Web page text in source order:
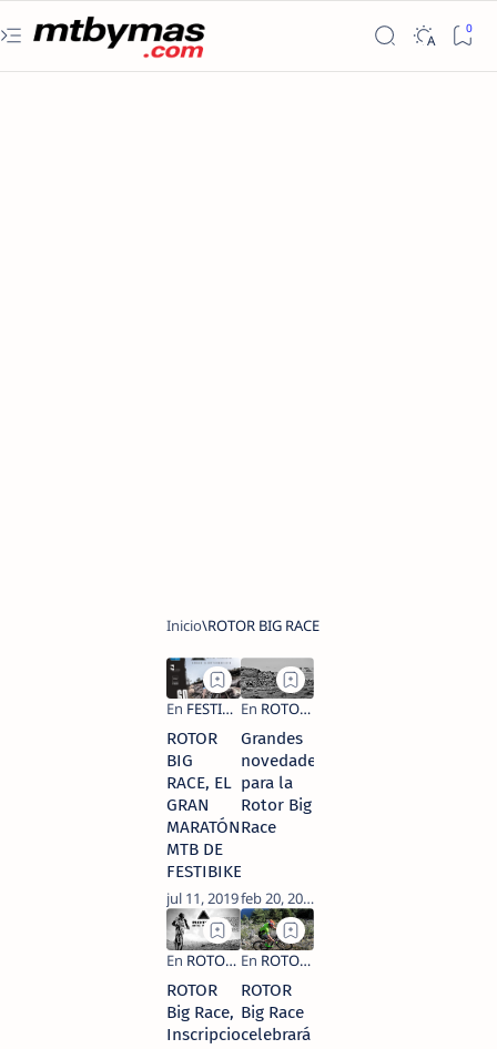
ROTOR
BIG
RACE, EL
GRAN
MARATÓN
MTB DE
FESTIBIKE
Grandes
novedades
para la
Rotor Big
Race
ROTOR
Big Race,
Inscripciones
ROTOR
Big Race
celebrará